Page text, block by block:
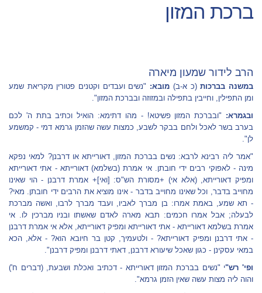
ברכת המזון
הרב לידור שמעון מיארה
במשנה בברכות(כ א-ב) מובא: "נשים ועבדים וקטנים פטורין מקריאת שמע
ומן התפילין, וחייבין בתפילה ובמזוזה ובברכת המזון".
ובגמרא: "ובברכת המזון פשיטא! - מהו דתימא: הואיל וכתיב בתת ה' לכם
בערב בשר לאכל ולחם בבקר לשבע, כמצות עשה שהזמן גרמא דמי - קמשמע
לן".
"אמר ליה רבינא לרבא: נשים בברכת המזון, דאורייתא או דרבנן? למאי נפקא
מינה - לאפוקי רבים ידי חובתן. אי אמרת (בשלמא) דאורייתא - אתי דאורייתא
ומפיק דאורייתא, (אלא אי) +מסורת הש"ס: [ואי]+ אמרת דרבנן - הוי שאינו
מחוייב בדבר, וכל שאינו מחוייב בדבר - אינו מוציא את הרבים ידי חובתן. מאי?
- תא שמע, באמת אמרו: בן מברך לאביו, ועבד מברך לרבו, ואשה מברכת
לבעלה; אבל אמרו חכמים: תבא מארה לאדם שאשתו ובניו מברכין לו. אי
אמרת בשלמא דאורייתא - אתי דאורייתא ומפיק דאורייתא, אלא אי אמרת דרבנן
- אתי דרבנן ומפיק דאורייתא? - ולטעמיך, קטן בר חיובא הוא? - אלא, הכא
במאי עסקינן - כגון שאכל שיעורא דרבנן, דאתי דרבנן ומפיק דרבנן".
ופי' רש"י "נשים בברכת המזון דאורייתא - דכתיב ואכלת ושבעת, (דברים ח')
והוה ליה מצות עשה שאין הזמן גרמא".